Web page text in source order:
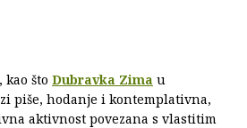
što Dubravka Zima u
piše, hodanje i kontemplativna,
aktivnost povezana s vlastitim